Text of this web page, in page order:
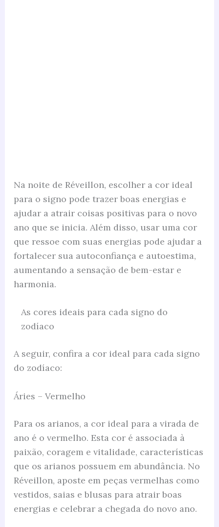
Na noite de Réveillon, escolher a cor ideal
para o signo pode trazer boas energias e
ajudar a atrair coisas positivas para o novo
ano que se inicia. Além disso, usar uma cor
que ressoe com suas energias pode ajudar a
fortalecer sua autoconfiança e autoestima,
aumentando a sensação de bem-estar e
harmonia.
As cores ideais para cada signo do
zodíaco
A seguir, confira a cor ideal para cada signo
do zodíaco:
Áries – Vermelho
Para os arianos, a cor ideal para a virada de
ano é o vermelho. Esta cor é associada à
paixão, coragem e vitalidade, características
que os arianos possuem em abundância. No
Réveillon, aposte em peças vermelhas como
vestidos, saias e blusas para atrair boas
energias e celebrar a chegada do novo ano.